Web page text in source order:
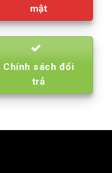
mật
Chính sách đổi
trả